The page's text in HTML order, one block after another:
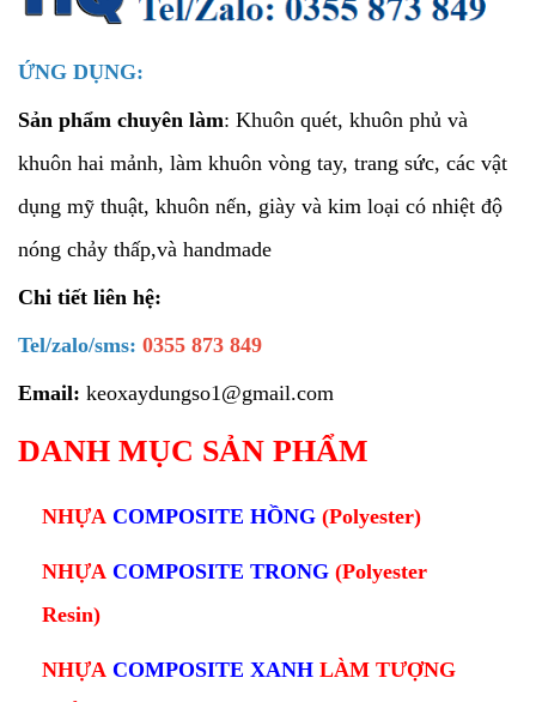
ỨNG DỤNG:
Sản phẩm chuyên làm: Khuôn quét, khuôn phủ và
khuôn hai mảnh, làm khuôn vòng tay, trang sức, các vật
dụng mỹ thuật, khuôn nến, giày và kim loại có nhiệt độ
nóng chảy thấp,và handmade
Chi tiết liên hệ:
Tel/zalo/sms: 0355 873 849
Email: keoxaydungso1@gmail.com
DANH MỤC SẢN PHẨM
NHỰA COMPOSITE HỒNG (Polyester)
NHỰA COMPOSITE TRONG (Polyester
Resin)
NHỰA COMPOSITE XANH LÀM TƯỢNG